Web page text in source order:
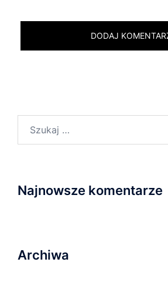
Najnowsze komentarze
Archiwa